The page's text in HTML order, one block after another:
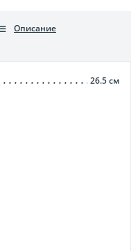
26.5см
Описание